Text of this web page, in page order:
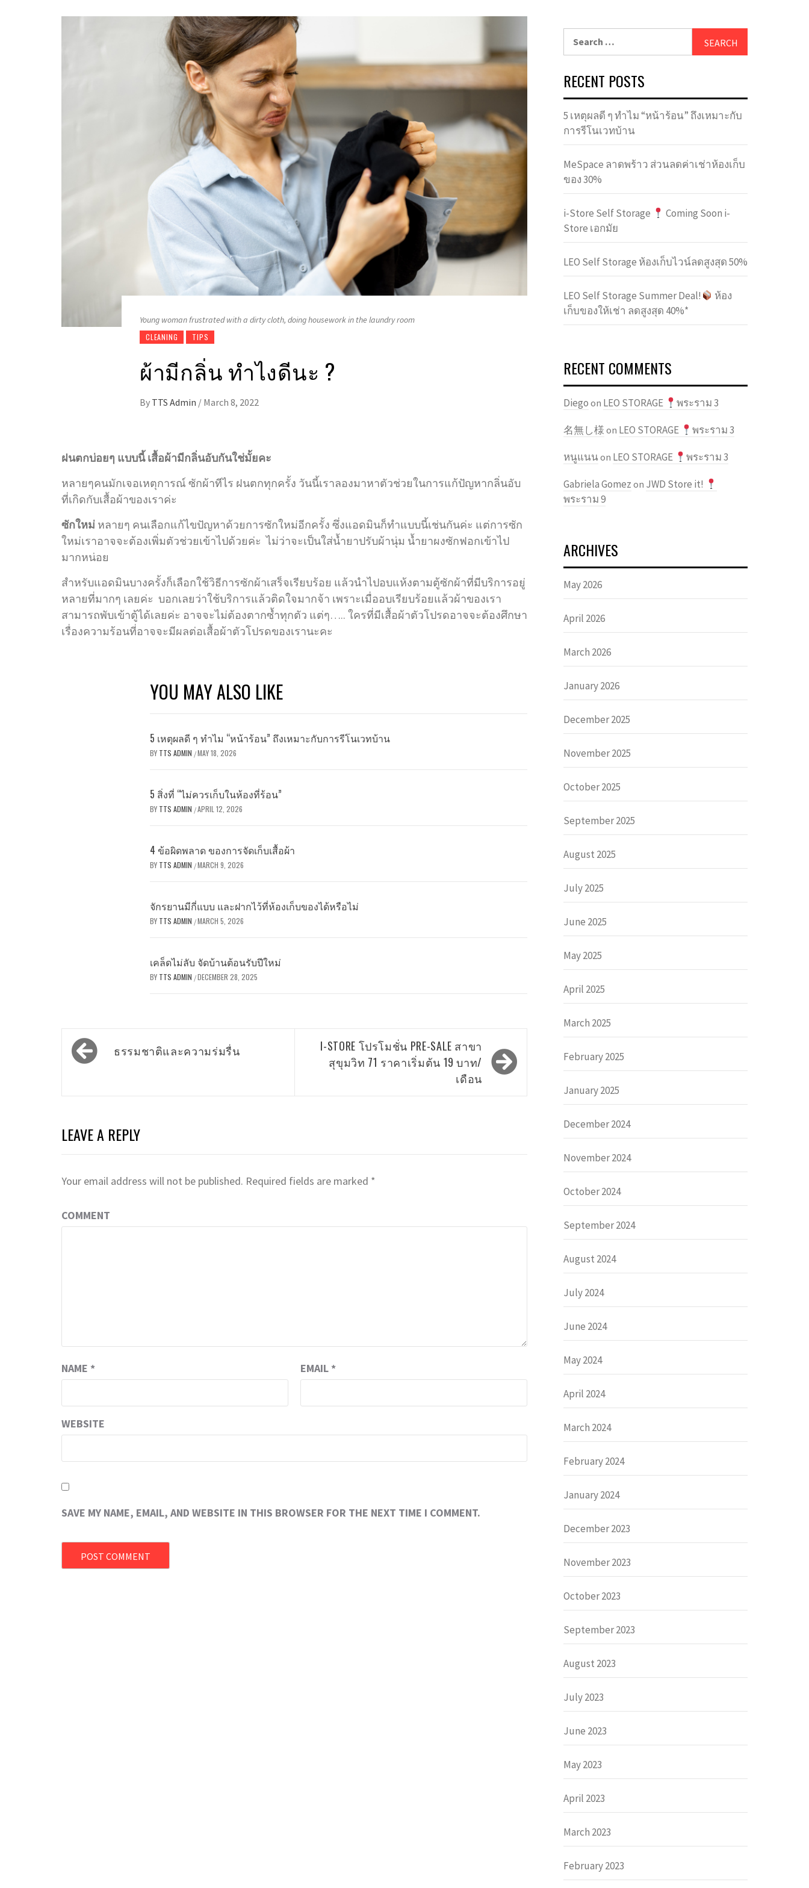
Young woman frustrated with a dirty cloth, doing housework in the laundry room
CLEANING TIPS
ผ้ามีกลิ่น ทำไงดีนะ ?
By TTS Admin / March 8, 2022
ฝนตกบ่อยๆ แบบนี้ เสื้อผ้ามีกลิ่นอับกันใช่มั้ยคะ
หลายๆคนมักเจอเหตุการณ์ ซักผ้าทีไร ฝนตกทุกครั้ง วันนี้เราลองมาหาตัวช่วยในการแก้ปัญหากลิ่นอับ
ที่เกิดกับเสื้อผ้าของเราค่ะ
ซักใหม่ หลายๆ คนเลือกแก้ไขปัญหาด้วยการซักใหม่อีกครั้ง ซึ่งแอดมินก็ทำแบบนี้เช่นกันค่ะ แต่การซัก
ใหม่เราอาจจะต้องเพิ่มตัวช่วยเข้าไปด้วยค่ะ ไม่ว่าจะเป็นใส่น้ำยาปรับผ้านุ่ม น้ำยาผงซักฟอกเข้าไป
มากหน่อย
สำหรับแอดมินบางครั้งก็เลือกใช้วิธีการซักผ้าเสร็จเรียบร้อย แล้วนำไปอบแห้งตามตู้ซักผ้าที่มีบริการอยู่
หลายที่มากๆ เลยค่ะ บอกเลยว่าใช้บริการแล้วติดใจมากจ้า เพราะเมื่ออบเรียบร้อยแล้วผ้าของเรา
สามารถพับเข้าตู้ได้เลยค่ะ อาจจะไม่ต้องตากซ้ำทุกตัว แต่ๆ….. ใครที่มีเสื้อผ้าตัวโปรดอาจจะต้องศึกษา
เรื่องความร้อนที่อาจจะมีผลต่อเสื้อผ้าตัวโปรดของเรานะคะ
YOU MAY ALSO LIKE
5 เหตุผลดี ๆ ทำไม “หน้าร้อน” ถึงเหมาะกับการรีโนเวทบ้าน
BY TTS ADMIN /MAY 18, 2026
5 สิ่งที่ “ไม่ควรเก็บในห้องที่ร้อน”
BY TTS ADMIN /APRIL 12, 2026
4 ข้อผิดพลาด ของการจัดเก็บเสื้อผ้า
BY TTS ADMIN /MARCH 9, 2026
จักรยานมีกี่แบบ และฝากไว้ที่ห้องเก็บของได้หรือไม่
BY TTS ADMIN /MARCH 5, 2026
เคล็ดไม่ลับ จัดบ้านต้อนรับปีใหม่
BY TTS ADMIN /DECEMBER 28, 2025
Post
navigationธรรมชาติและความร่มรื่น
I-STORE โปรโมชั่น PRE-SALE สาขา
สุขุมวิท 71 ราคาเริ่มต้น 19 บาท/
เดือน
LEAVE A REPLY
Your email address will not be published. Required fields are marked *
COMMENT
NAME * EMAIL *
WEBSITE
SAVE MY NAME, EMAIL, AND WEBSITE IN THIS BROWSER FOR THE NEXT TIME I COMMENT.
RECENT POSTS
5 เหตุผลดี ๆ ทำไม “หน้าร้อน” ถึงเหมาะกับ
การรีโนเวทบ้าน
MeSpace ลาดพร้าว ส่วนลดค่าเช่าห้องเก็บ
ของ 30%
i-Store Self Storage
Coming Soon i-
Store เอกมัย
LEO Self Storage ห้องเก็บไวน์ลดสูงสุด 50%
LEO Self Storage Summer Deal!
ห้อง
เก็บของให้เช่า ลดสูงสุด 40%*
RECENT COMMENTS
Diego on LEO STORAGE พระราม 3
名無し様 on LEO STORAGE พระราม 3
หนูแนน on LEO STORAGE พระราม 3
Gabriela Gomez on JWD Store it!
พระราม 9
ARCHIVES
May 2026
April 2026
March 2026
January 2026
December 2025
November 2025
October 2025
September 2025
August 2025
July 2025
June 2025
May 2025
April 2025
March 2025
February 2025
January 2025
December 2024
November 2024
October 2024
September 2024
August 2024
July 2024
June 2024
May 2024
April 2024
March 2024
February 2024
January 2024
December 2023
November 2023
October 2023
September 2023
August 2023
July 2023
June 2023
May 2023
April 2023
March 2023
February 2023